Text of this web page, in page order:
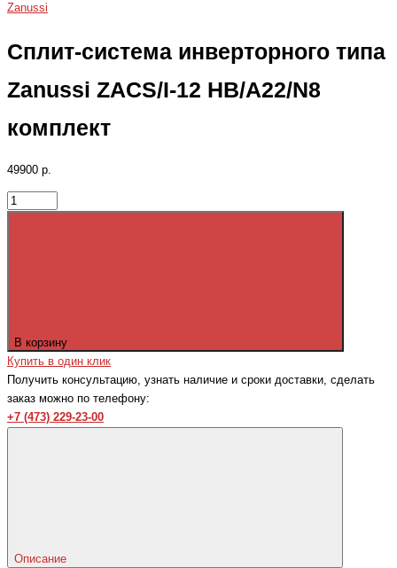
Zanussi
Сплит-система инверторного типа
Zanussi ZACS/I-12 HB/A22/N8
комплект
49900 р.
В корзину
Купить в один клик
Получить консультацию, узнать наличие и сроки доставки, сделать
заказ можно по телефону:
+7 (473) 229-23-00
Описание